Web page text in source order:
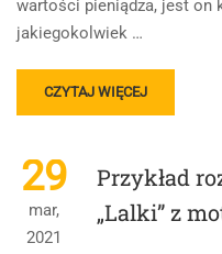
wartości pieniądza, jest on
jakiegokolwiek …
READ
MORE
ROZPRAWKA
MATURALNA
„LALKI”
–
CZYTAJ WIĘCEJ
29
mar,
2021
Przykład
„Lalki” z